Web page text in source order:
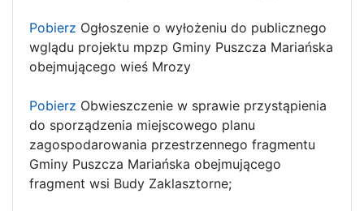
Pobierz Ogłoszenie o wyłożeniu do publicznego
wglądu projektu mpzp Gminy Puszcza Mariańska
obejmującego wieś Mrozy
Pobierz Obwieszczenie w sprawie przystąpienia
do sporządzenia miejscowego planu
zagospodarowania przestrzennego fragmentu
Gminy Puszcza Mariańska obejmującego
fragment wsi Budy Zaklasztorne;